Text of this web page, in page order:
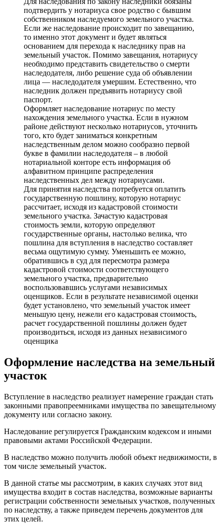
подтвердить у нотариуса свое родство с бывшим
собственником наследуемого земельного участка.
Если же наследование происходит по завещанию,
то именно этот документ и будет являться
основанием для перехода к наследнику прав на
земельный участок. Помимо завещания, нотариусу
необходимо представить свидетельство о смерти
наследодателя, либо решение суда об объявлении
лица — наследодателя умершим. Естественно, что
наследник должен предъявить нотариусу свой
паспорт.
Оформляет наследование нотариус по месту
нахождения земельного участка. Если в нужном
районе действуют несколько нотариусов, уточнить
того, кто будет заниматься конкретным
наследственным делом можно сообразно первой
букве в фамилии наследодателя – в любой
нотариальной конторе есть информация об
алфавитном принципе распределения
наследственных дел между нотариусами.
Для принятия наследства потребуется оплатить
государственную пошлину, которую нотариус
рассчитает, исходя из кадастровой стоимости
земельного участка. Зачастую кадастровая
стоимость земли, которую определяют
государственные органы, настолько велика, что
пошлина для вступления в наследство составляет
весьма ощутимую сумму. Уменьшить ее можно,
обратившись в суд для пересмотра размера
кадастровой стоимости соответствующего
земельного участка, предварительно
воспользовавшись услугами независимых
оценщиков. Если в результате независимой оценки
будет установлено, что земельный участок имеет
меньшую цену, нежели его кадастровая стоимость,
расчет государственной пошлины должен будет
производиться, исходя из данных независимого
оценщика
Оформление наследства на земельный
участок
Вступление в наследство реализует намерение граждан стать
законными правопреемниками имущества по завещательному
документу или согласно закону.
Наследование регулируется Гражданским кодексом и иными
правовыми актами Российской Федерации.
В наследство можно получить любой объект недвижимости, в
том числе земельный участок.
В данной статье мы рассмотрим, в каких случаях этот вид
имущества входит в состав наследства, возможные варианты
регистрации собственности земельных участков, полученных
по наследству, а также приведем перечень документов для
этих целей.